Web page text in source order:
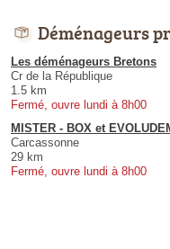
Déménageurs
Les déménageurs Bretons
Cr de la République
1.5 km
Fermé, ouvre lundi à 8h00
MISTER - BOX et
Carcassonne
29 km
Fermé, ouvre lundi à 8h00